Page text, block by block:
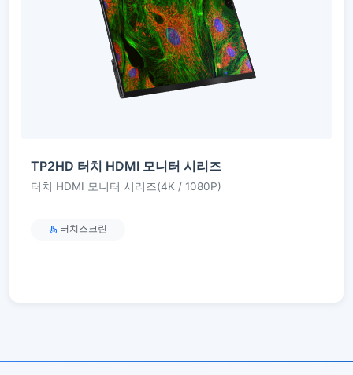
TP2HD 터치 HDMI 모니터 시리즈
터치 HDMI 모니터 시리즈(4K / 1080P)
터치스크린